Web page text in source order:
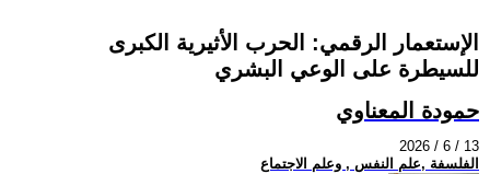
الإستعمار الرقمي: الحرب الأثيرية الكبرى
للسيطرة على الوعي البشري
حمودة المعناوي
2026 / 6 / 13
الفلسفة ,علم النفس , وعلم الاجتماع